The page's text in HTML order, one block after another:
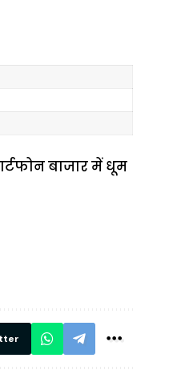
बाजार में धूम
निगरानी